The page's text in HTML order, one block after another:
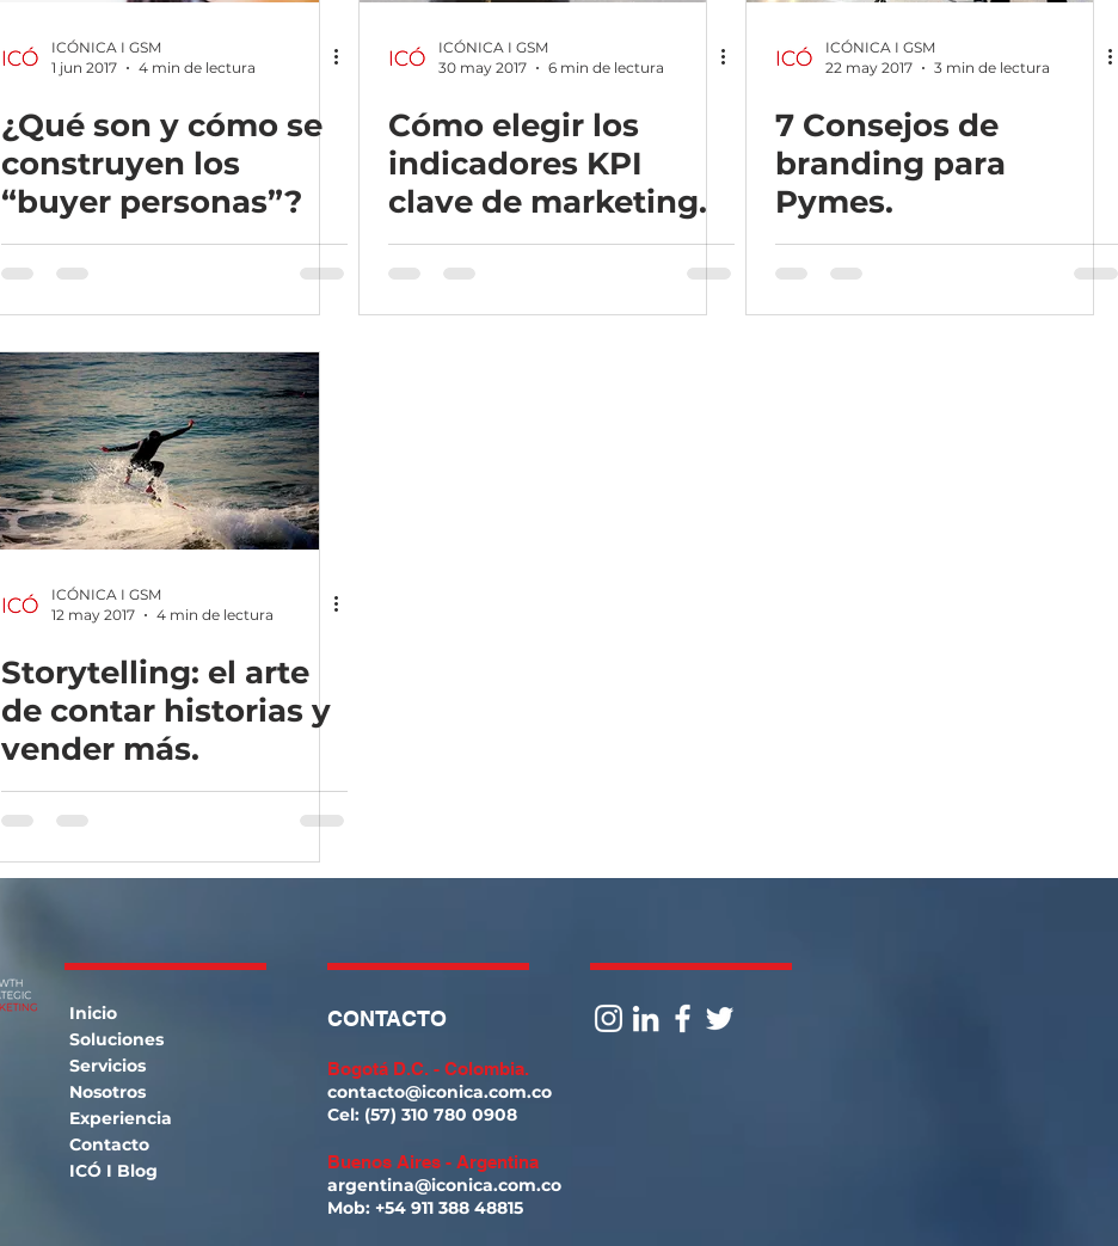
ICÓNICA I GSM
1 jun 2017
4 min de lectura
¿Qué son y cómo se
construyen los
“buyer personas”?
ICÓNICA I GSM
30 may 2017
6 min de lectura
Cómo elegir los
indicadores KPI
clave de marketing.
ICÓNICA I GSM
22 may 2017
3 min de lectura
7 Consejos de
branding para
Pymes.
ICÓNICA I GSM
12 may 2017
4 min de lectura
Storytelling: el arte
de contar historias y
vender más.
Inicio
Soluciones
Servicios
Nosotros
Experiencia
Contacto
ICÓ I Blog
CONTACTO
Bogotá D.C. - Colombia.
contacto@iconica.com.co
Cel: (57) 310 780 0908
Buenos Aires - Argentina
argentina@iconica.com.co
Mob: +54 911 388 48815